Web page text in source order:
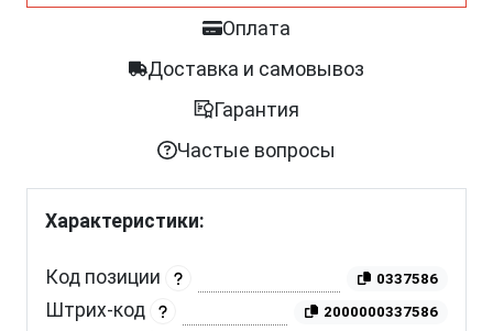
Оплата
Доставка и самовывоз
Гарантия
Частые вопросы
Характеристики:
Код позиции 0337586
Штрих-код 2000000337586